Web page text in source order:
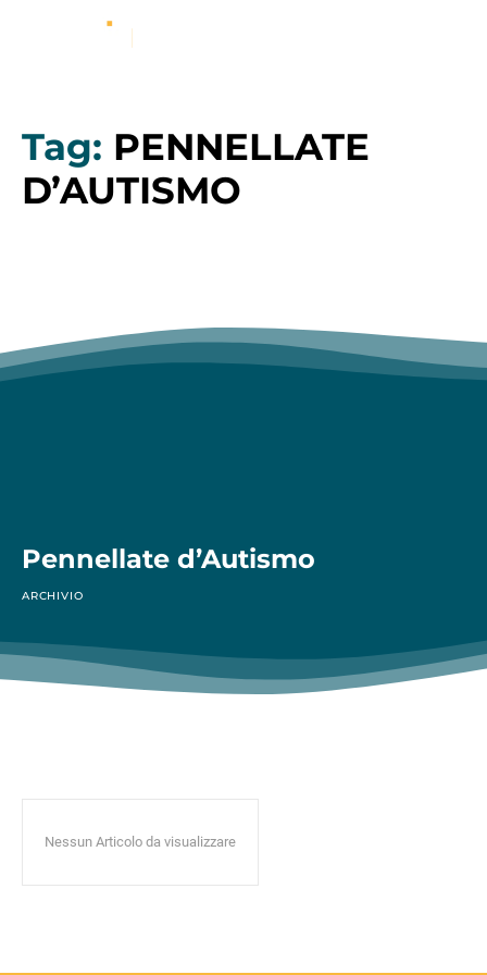
Tag: PENNELLATE
D’AUTISMO
Pennellate d’Autismo
ARCHIVIO
Nessun Articolo da visualizzare